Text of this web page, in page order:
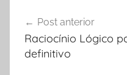
de
Post
Post anterior
Raciocínio Lógico
definitivo